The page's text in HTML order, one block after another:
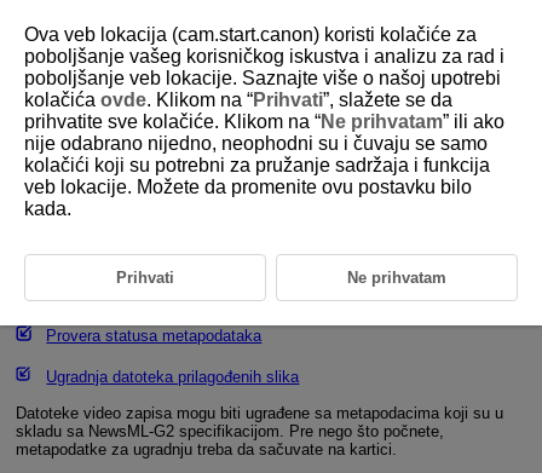
D388-105
Metapodaci
Priprema za ugradnju XML datoteka
Ugradnja XML datoteka
Provera statusa metapodataka
Ugradnja datoteka prilagođenih slika
Datoteke video zapisa mogu biti ugrađene sa metapodacima koji su u
skladu sa NewsML-G2specifikacijom. Pre nego što počnete,
metapodatke za ugradnju treba da sačuvate na kartici.
Ova veb lokacija (cam.start.canon) koristi kolačiće za
poboljšanje vašeg korisničkog iskustva i analizu za rad i
poboljšanje veb lokacije. Saznajte više o našoj upotrebi
kolačića ovde. Klikom na “Prihvati”, slažete se da
prihvatite sve kolačiće. Klikom na “Ne prihvatam” ili ako
nije odabrano nijedno, neophodni su i čuvaju se samo
kolačići koji su potrebni za pružanje sadržaja i funkcija
veb lokacije. Možete da promenite ovu postavku bilo
kada.
Prihvati Ne prihvatam